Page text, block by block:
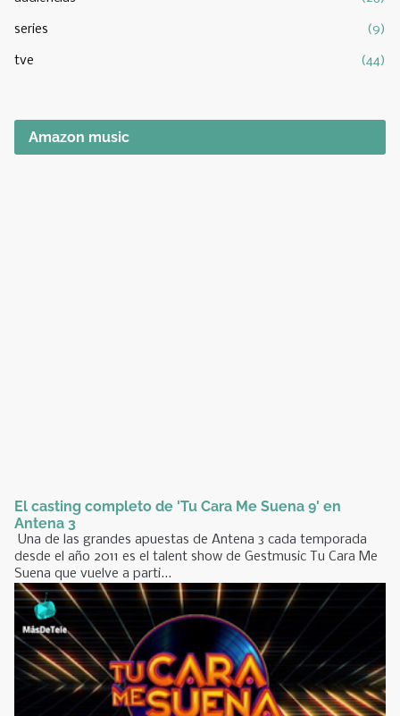
series (9)
tve (44)
Amazon music
El casting completo de 'Tu Cara Me Suena 9' en
Antena 3
Una de las grandes apuestas de Antena 3 cada temporada
desde el año 2011 es el talent show de Gestmusic Tu Cara Me
Suena que vuelve a parti...